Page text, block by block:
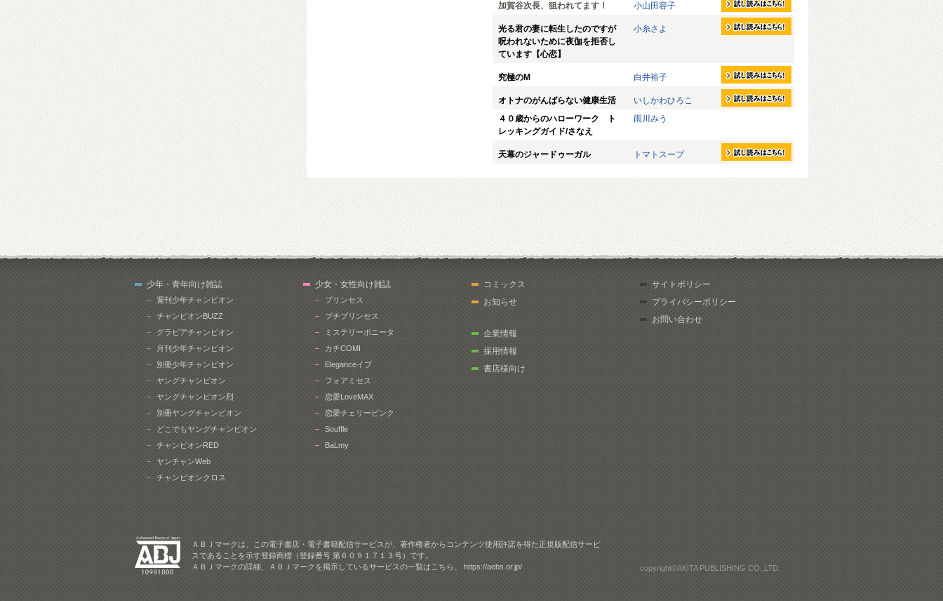
加賀谷次長、狙われてます！ 小山田容子
光る君の妻に転生したのですが
呪われないために夜伽を拒否し
ています【心恋】
小糸さよ
究極のM 白井裕子
オトナのがんばらない健康生活
いしかわひろこ
４０歳からのハローワーク ト
レッキングガイド/さなえ
雨川みう
天幕のジャードゥーガル トマトスープ
少年・青年向け雑誌
週刊少年チャンピオン
チャンピオンBUZZ
グラビアチャンピオン
月刊少年チャンピオン
別冊少年チャンピオン
ヤングチャンピオン
ヤングチャンピオン烈
別冊ヤングチャンピオン
どこでもヤングチャンピオン
チャンピオンRED
ヤンチャンWeb
チャンピオンクロス
少女・女性向け雑誌
プリンセス
プチプリンセス
ミステリーボニータ
カチCOMI
Eleganceイブ
フォアミセス
恋愛LoveMAX
恋愛チェリーピンク
Souffle
BaLmy
コミックス
お知らせ
企業情報
採用情報
書店様向け
サイトポリシー
プライバシーポリシー
お問い合わせ
ＡＢＪマークは、この電子書店・電子書籍配信サービスが、著作権者からコンテンツ使用許諾を得た正規版配信サービ
スであることを示す登録商標（登録番号 第６０９１７１３号）です。
ＡＢＪマークの詳細、ＡＢＪマークを掲示しているサービスの一覧はこちら。https://aebs.or.jp/ copyright©AKITA PUBLISHING CO.,LTD.